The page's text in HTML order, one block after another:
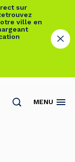
sur
ville en
MENU